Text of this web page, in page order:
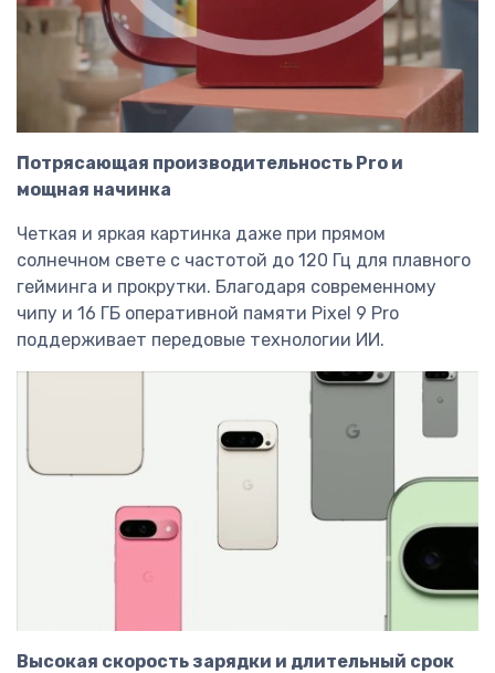
Потрясающая производительность Pro и
мощная начинка
Четкая и яркая картинка даже при прямом
солнечном свете с частотой до 120 Гц для плавного
гейминга и прокрутки. Благодаря современному
чипу и 16 ГБ оперативной памяти Pixel 9 Pro
поддерживает передовые технологии ИИ.
Высокая скорость зарядки и длительный срок